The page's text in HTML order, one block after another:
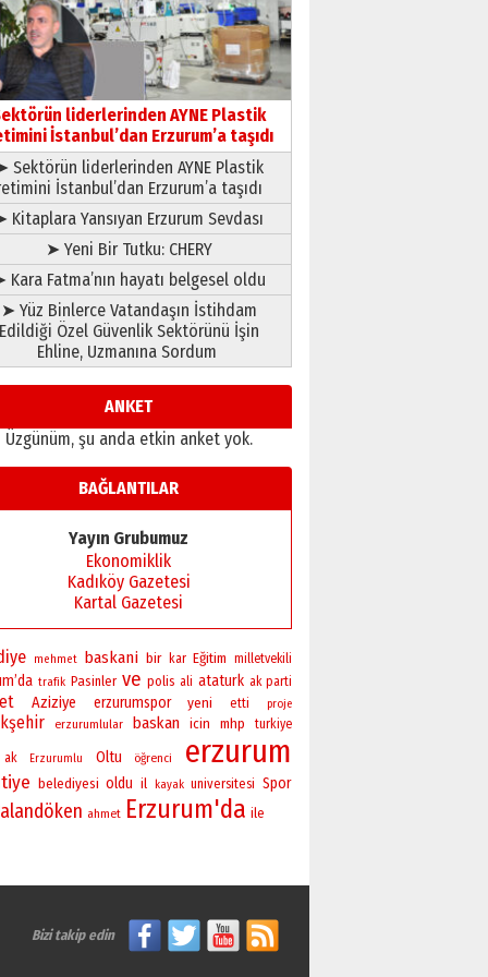
gönül adamı Faruk Terzioğlu!
13 Mayıs 2026 Çarşamba
Esat BİNDESEN
Başkan Sekmen’den Erzurum’a
bir vizyon proje daha!
02 Ağustos 2026 Pazar
liderlerinden AYNE Plastik
İstanbul’dan Erzurum’a taşıdı
Sektörün liderlerinden AYNE Plastik
İstanbul’dan Erzurum’a taşıdı
Kitaplara Yansıyan Erzurum Sevdası
➤ Yeni Bir Tutku: CHERY
Kara Fatma’nın hayatı belgesel oldu
➤ Yüz Binlerce Vatandaşın İstihdam
Edildiği Özel Güvenlik Sektörünü İşin
Ehline, Uzmanına Sordum
ANKET
Üzgünüm, şu anda etkin anket yok.
BAĞLANTILAR
Yayın Grubumuz
Ekonomiklik
Kadıköy Gazetesi
Kartal Gazetesi
mehmet baskani bir kar Eğitim milletvekili
trafik Pasinler ve polis ali ataturk ak parti
Aziziye erzurumspor yeni etti proje
erzurumlular baskan icin mhp turkiye
ak Erzurumlu Oltu öğrenci erzurum
belediyesi oldu il kayak universitesi Spor
ahmet Erzurum'da ile
Bizi takip edin